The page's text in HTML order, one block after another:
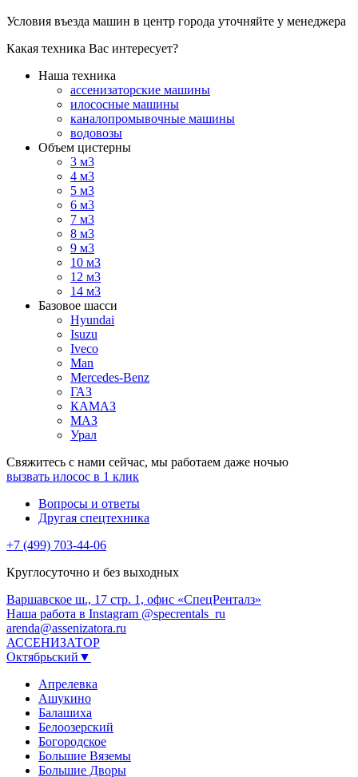
Условия въезда машин в центр города уточняйте у менеджера
Какая техника Вас интересует?
Наша техника
ассенизаторские машины
илососные машины
каналопромывочные машины
водовозы
Объем цистерны
3 м3
4 м3
5 м3
6 м3
7 м3
8 м3
9 м3
10 м3
12 м3
14 м3
Базовое шасси
Hyundai
Isuzu
Iveco
Man
Mercedes-Benz
ГАЗ
КАМАЗ
МАЗ
Урал
Свяжитесь с нами сейчас, мы работаем даже ночью
вызвать илосос в 1 клик
Вопросы и ответы
Другая спецтехника
+7 (499) 703-44-06
Круглосуточно и без выходных
Варшавское ш., 17 стр. 1, офис «СпецРенталз»
Наша работа в Instagram @specrentals_ru
arenda@assenizatora.ru
АССЕНИЗАТОР
Октябрьский▼
Апрелевка
Ашукино
Балашиха
Белоозерский
Богородское
Большие Вяземы
Большие Дворы